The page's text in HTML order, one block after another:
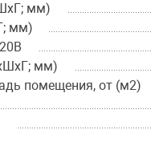
мм)
мм)
мм)
помещения, от (м2)